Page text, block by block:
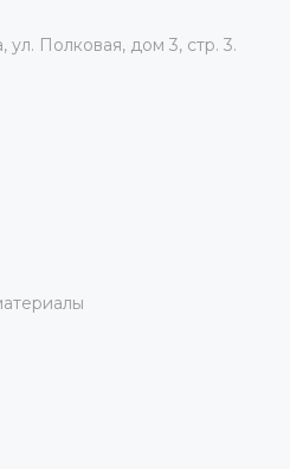
ул. Полковая, дом 3, стр. 3.